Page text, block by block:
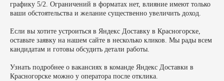
графику 5/2. Ограничений в форматах нет, влияние имеют только
ваши обстоятельства и желание существенно увеличить доход.
Если вы хотите устроиться в Яндекс Доставку в Красногорске,
оставьте заявку на нашем сайте в несколько кликов. Мы рады всем
кандидатам и готовы обсудить детали работы.
Узнать подробнее о вакансиях в команде Яндекс Доставки в
Красногорске можно у оператора после отклика.